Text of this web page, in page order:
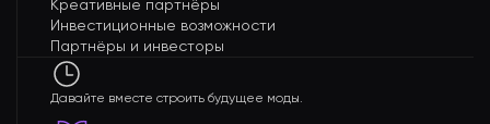
Креативные партнёры
Инвестиционные возможности
Партнёры и инвесторы
Давайте вместе строить будущее моды.